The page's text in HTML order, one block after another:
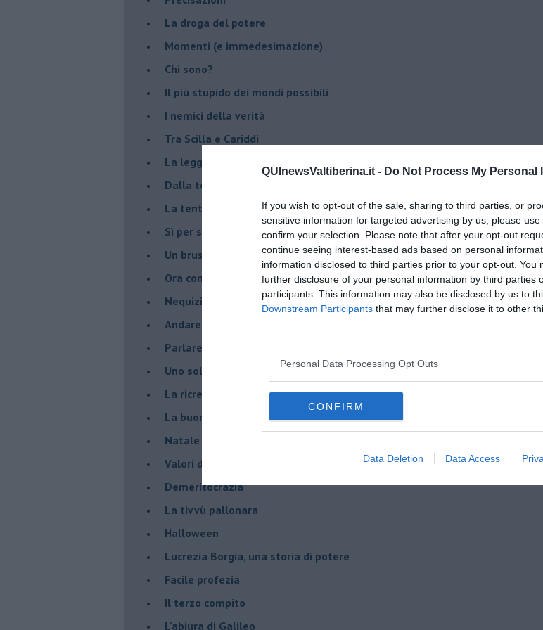
QUInewsValtiberina.it - Do Not Process My Personal
If you wish to opt-out of the sale, sharing to third parties, or
sensitive information for targeted advertising by us, please
confirm your selection. Please note that after your opt-out
continue seeing interest-based ads based on personal
information disclosed to third parties prior to your opt-out. You
further disclosure of your personal information by third parties
participants. This information may also be disclosed by us to
Downstream Participants that may further disclose it to other
Personal Data Processing Opt Outs
CONFIRM
Data Deletion Data Access
La droga del potere
Momenti (e immedesimazione)
Chi sono?
Il più stupido dei mondi possibili
I nemici della verità
Tra Scilla e Cariddi
La legge del più forte
Dalla terra alla luna
La tentazione
​Sì per sempre? O no al momento?
Un brusco risveglio
Ora come allora
Nequizia
Andare oltre lo specchio
Parlare con la televisione
Uno solo al comando?
La ricreazione è finita
La buona notizia
Natale con l'elmetto
Valori dubbi miti fasulli
Demeritocrazia
La tivvù pallonara
Halloween
​Lucrezia Borgia, una storia di potere
Facile profezia
Il terzo compito
L'abiura di Galileo